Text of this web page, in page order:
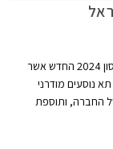
כלמוביל, יבואנית יונדאי לישראל, החלה בשיווק יונדאי טוסון 2024 החדש אשר
נוסעים מודרני
החברה, ותוספת